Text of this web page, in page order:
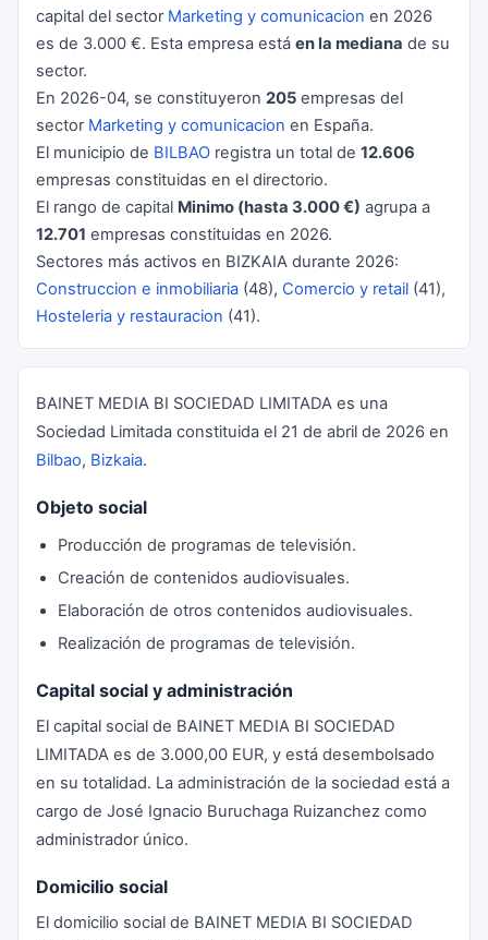
capital del sector Marketing y comunicacion en 2026
es de 3.000 €. Esta empresa está en la mediana de su
sector.
En 2026-04, se constituyeron 205 empresas del
sector Marketing y comunicacion en España.
El municipio de BILBAO registra un total de 12.606
empresas constituidas en el directorio.
El rango de capital Minimo (hasta 3.000 €) agrupa a
12.701 empresas constituidas en 2026.
Sectores más activos en BIZKAIA durante 2026:
Construccion e inmobiliaria (48), Comercio y retail (41),
Hosteleria y restauracion (41).
BAINET MEDIA BI SOCIEDAD LIMITADA es una
Sociedad Limitada constituida el 21 de abril de 2026 en
Bilbao, Bizkaia.
Objeto social
Producción de programas de televisión.
Creación de contenidos audiovisuales.
Elaboración de otros contenidos audiovisuales.
Realización de programas de televisión.
Capital social y administración
El capital social de BAINET MEDIA BI SOCIEDAD
LIMITADA es de 3.000,00 EUR, y está desembolsado
en su totalidad. La administración de la sociedad está a
cargo de José Ignacio Buruchaga Ruizanchez como
administrador único.
Domicilio social
El domicilio social de BAINET MEDIA BI SOCIEDAD